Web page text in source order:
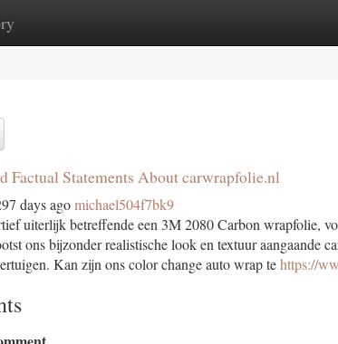
Factual Statements About carwrapfolie.nl
days agomichael504f7bk9
uiterlijk betreffende een 3M 2080 Carbon wrapfolie,
ons bijzonder realistische look en textuur aangaande
Kan zijn ons color change auto wrap tehttps://